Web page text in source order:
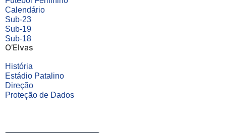
Calendário
Sub-23
Sub-19
Sub-18
O’Elvas
História
Estádio Patalino
Direção
Proteção de Dados